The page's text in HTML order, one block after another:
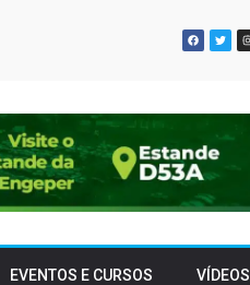
EVENTOS E CURSOS VÍDEOS